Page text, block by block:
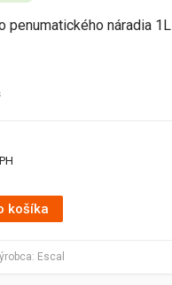
Escal
penumatického náradia 1L
košíka